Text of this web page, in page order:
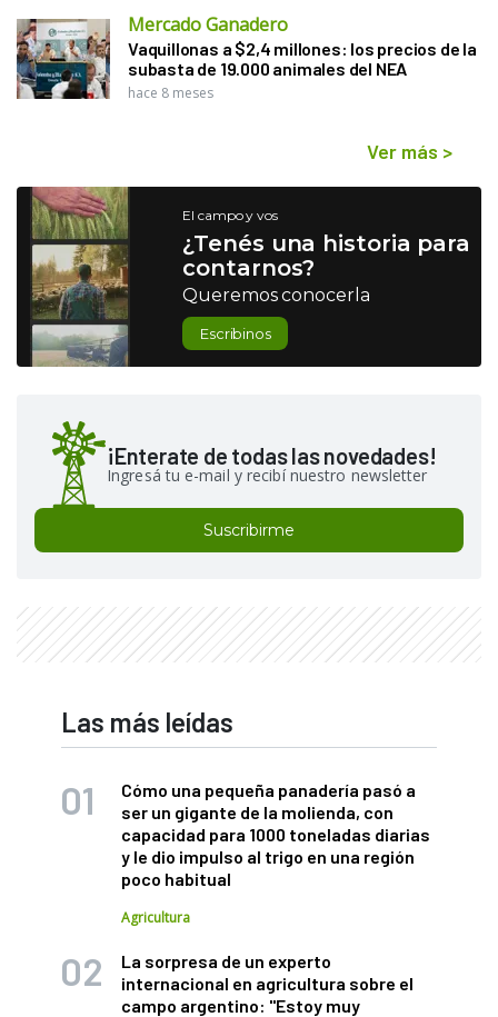
Mercado Ganadero
Vaquillonas a $2,4 millones: los precios de la
subasta de 19.000 animales del NEA
hace 8 meses
Ver más >
El campo y vos
¿Tenés una historia para
contarnos?
Queremos conocerla
Escribinos
¡Enterate de todas las novedades!
Ingresá tu e-mail y recibí nuestro newsletter
Suscribirme
Las más leídas
Cómo una pequeña panadería pasó a
ser un gigante de la molienda, con
capacidad para 1000 toneladas diarias
y le dio impulso al trigo en una región
poco habitual
Agricultura
La sorpresa de un experto
internacional en agricultura sobre el
campo argentino: "Estoy muy